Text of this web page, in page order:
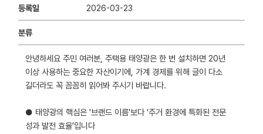
등록일
2026-03-23
분류
안녕하세요 주민 여러분, 주택용 태양광은 한 번 설치하면 20년
이상 사용하는 중요한 자산이기에, 가계 경제를 위해 글이 다소
길더라도 꼭 꼼꼼히 읽어봐 주시기 바랍니다.
● 태양광의 핵심은 '브랜드 이름'보다 '주거 환경에 특화된 전문
성과 발전 효율'입니다